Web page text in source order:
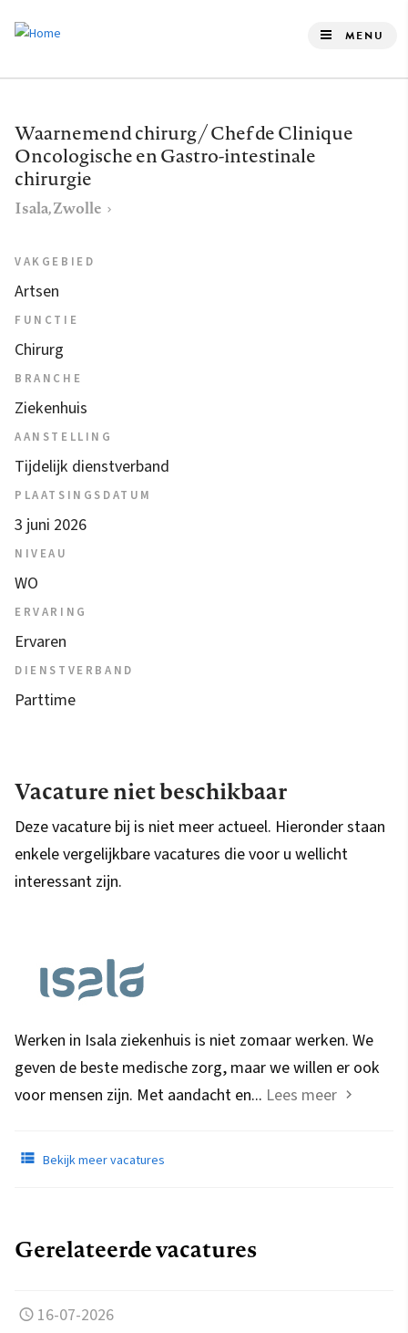
de
gaan
MENU
Waarnemend chirurg / Chef de Clinique
Oncologische en Gastro-intestinale
chirurgie
Isala, Zwolle
VAKGEBIED
Artsen
FUNCTIE
Chirurg
BRANCHE
Ziekenhuis
AANSTELLING
Tijdelijk dienstverband
PLAATSINGSDATUM
3 juni 2026
NIVEAU
WO
ERVARING
Ervaren
DIENSTVERBAND
Parttime
Vacature niet beschikbaar
Deze vacature bij is niet meer actueel. Hieronder staan
enkele vergelijkbare vacatures die voor u wellicht
interessant zijn.
Werken in Isala ziekenhuis is niet zomaar werken. We
geven de beste medische zorg, maar we willen er ook
voor mensen zijn. Met aandacht en... Lees meer
Bekijk meer vacatures
Gerelateerde vacatures
16-07-2026